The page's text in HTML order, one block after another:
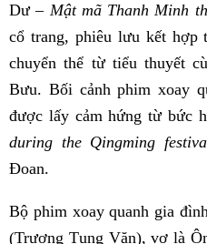
Dư – Mật mã Thanh Minh
cổ trang, phiêu lưu kết hợp
chuyển thể từ tiểu thuyết
Bưu. Bối cảnh phim xoay
được lấy cảm hứng từ bức
during the Qingming
Đoan.
Bộ phim xoay quanh gia
(Trương Tụng Văn), vợ là